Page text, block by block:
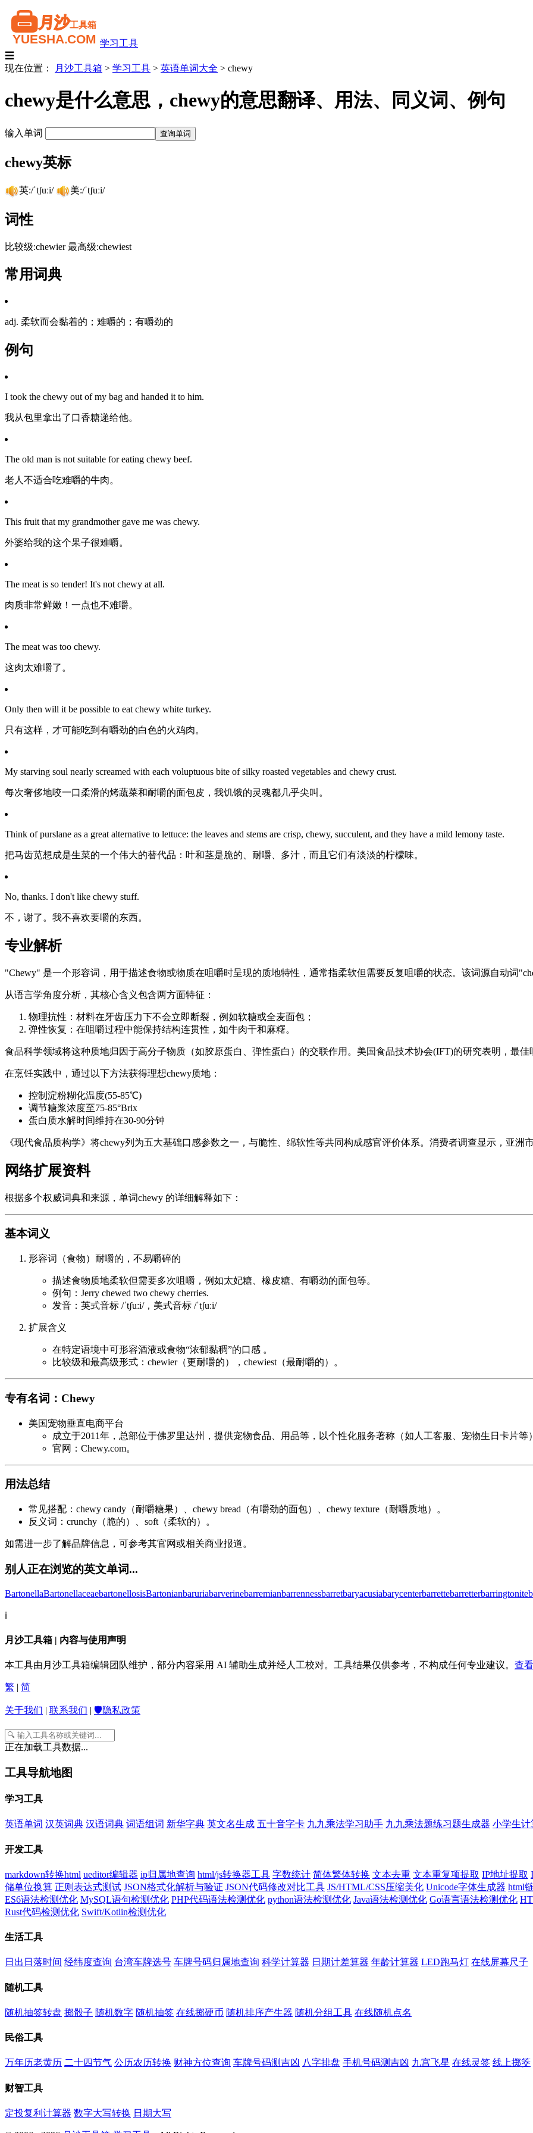
学习工具
☰
现在位置：
月沙工具箱 > 学习工具 > 英语单词大全 > chewy
chewy是什么意思，chewy的意思翻译、用法、同义词、例句
输入单词
chewy英标
英:/ˈtʃuːi/ 美:/ˈtʃuːi/
词性
比较级:chewier 最高级:chewiest
常用词典
adj. 柔软而会黏着的；难嚼的；有嚼劲的
例句
I took the chewy out of my bag and handed it to him.
我从包里拿出了口香糖递给他。
The old man is not suitable for eating chewy beef.
老人不适合吃难嚼的牛肉。
This fruit that my grandmother gave me was chewy.
外婆给我的这个果子很难嚼。
The meat is so tender! It's not chewy at all.
肉质非常鲜嫩！一点也不难嚼。
The meat was too chewy.
这肉太难嚼了。
Only then will it be possible to eat chewy white turkey.
只有这样，才可能吃到有嚼劲的白色的火鸡肉。
My starving soul nearly screamed with each voluptuous bite of silky roasted vegetables and chewy crust.
每次奢侈地咬一口柔滑的烤蔬菜和耐嚼的面包皮，我饥饿的灵魂都几乎尖叫。
Think of purslane as a great alternative to lettuce: the leaves and stems are crisp, chewy, succulent, and they have a mild lemony taste.
把马齿苋想成是生菜的一个伟大的替代品：叶和茎是脆的、耐嚼、多汁，而且它们有淡淡的柠檬味。
No, thanks. I don't like chewy stuff.
不，谢了。我不喜欢要嚼的东西。
专业解析
"Chewy" 是一个形容词，用于描述食物或物质在咀嚼时呈现的质地特性，通常指柔软但需要反复咀嚼的状态。该词源自动词
从语言学角度分析，其核心含义包含两方面特征：
物理抗性：材料在牙齿压力下不会立即断裂，例如软糖或全麦面包；
弹性恢复：在咀嚼过程中能保持结构连贯性，如牛肉干和麻糬。
食品科学领域将这种质地归因于高分子物质（如胶原蛋白、弹性蛋白）的交联作用。美国食品技术协会(IFT)的研究表明，最佳
在烹饪实践中，通过以下方法获得理想chewy质地：
控制淀粉糊化温度(55-85℃)
调节糖浆浓度至75-85°Brix
蛋白质水解时间维持在30-90分钟
《现代食品质构学》将chewy列为五大基础口感参数之一，与脆性、绵软性等共同构成感官评价体系。消费者调查显示，亚洲
网络扩展资料
根据多个权威词典和来源，单词chewy 的详细解释如下：
基本词义
形容词（食物）耐嚼的，不易嚼碎的
描述食物质地柔软但需要多次咀嚼，例如太妃糖、橡皮糖、有嚼劲的面包等。
例句：Jerry chewed two chewy cherries.
发音：英式音标 /ˈtʃuːi/，美式音标 /ˈtʃuːi/
扩展含义
在特定语境中可形容酒液或食物“浓郁黏稠”的口感 。
比较级和最高级形式：chewier（更耐嚼的），chewiest（最耐嚼的）。
专有名词：Chewy
美国宠物垂直电商平台
成立于2011年，总部位于佛罗里达州，提供宠物食品、用品等，以个性化服务著称（如人工客服、宠物生日卡片等
官网：Chewy.com。
用法总结
常见搭配：chewy candy（耐嚼糖果）、chewy bread（有嚼劲的面包）、chewy texture（耐嚼质地）。
反义词：crunchy（脆的）、soft（柔软的）。
如需进一步了解品牌信息，可参考其官网或相关商业报道。
别人正在浏览的英文单词...
BartonellaBartonellaceaebartonellosisBartonianbaruriabarverinebarremianbarrennessbarretbaryacusiabarycenterbarrettebarretterbarringtonite
ℹ️
月沙工具箱 | 内容与使用声明
本工具由月沙工具箱编辑团队维护，部分内容采用 AI 辅助生成并经人工校对。工具结果仅供参考，不构成任何专业建议。 查
繁 | 简
关于我们 | 联系我们 | 🛡️隐私政策
正在加载工具数据...
工具导航地图
学习工具
英语单词 汉英词典 汉语词典 词语组词 新华字典 英文名生成 五十音字卡 九九乘法学习助手 九九乘法题练习题生成器 小学生计
开发工具
markdown转换html ueditor编辑器 ip归属地查询 html/js转换器工具 字数统计 简体繁体转换 文本去重 文本重复项提取 IP地址提取
储单位换算 正则表达式测试 JSON格式化解析与验证 JSON代码修改对比工具 JS/HTML/CSS压缩美化 Unicode字体生成器 html
ES6语法检测优化 MySQL语句检测优化 PHP代码语法检测优化 python语法检测优化 Java语法检测优化 Go语言语法检测优化
Rust代码检测优化 Swift/Kotlin检测优化
生活工具
日出日落时间 经纬度查询 台湾车牌选号 车牌号码归属地查询 科学计算器 日期计差算器 年龄计算器 LED跑马灯 在线屏幕尺子
随机工具
随机抽签转盘 掷骰子 随机数字 随机抽签 在线掷硬币 随机排序产生器 随机分组工具 在线随机点名
民俗工具
万年历老黄历 二十四节气 公历农历转换 财神方位查询 车牌号码测吉凶 八字排盘 手机号码测吉凶 九宫飞星 在线灵签 线上掷筊
财智工具
定投复利计算器 数字大写转换 日期大写